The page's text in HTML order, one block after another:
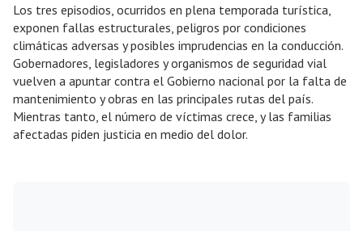
Los tres episodios, ocurridos en plena temporada turística,
exponen fallas estructurales, peligros por condiciones
climáticas adversas y posibles imprudencias en la conducción.
Gobernadores, legisladores y organismos de seguridad vial
vuelven a apuntar contra el Gobierno nacional por la falta de
mantenimiento y obras en las principales rutas del país.
Mientras tanto, el número de víctimas crece, y las familias
afectadas piden justicia en medio del dolor.